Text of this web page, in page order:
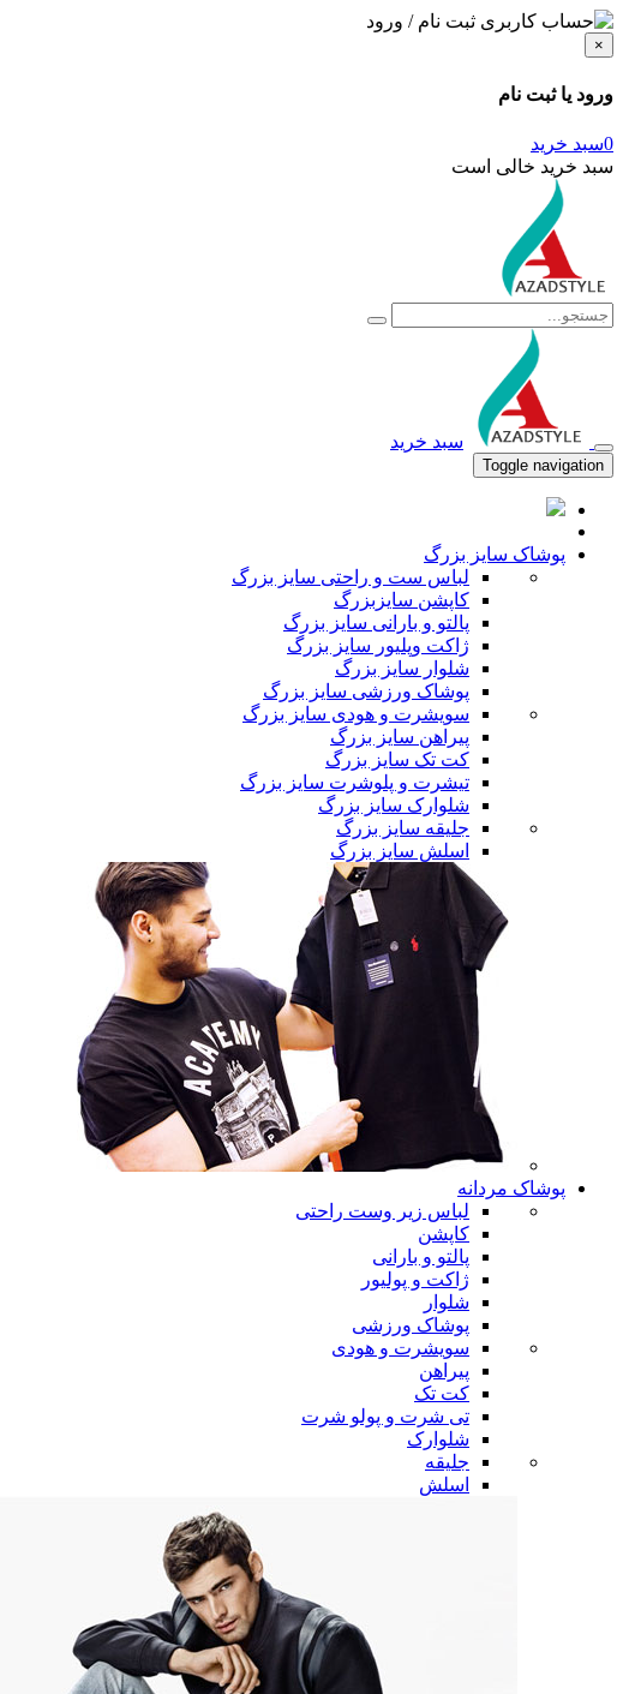
ثبت نام / ورود
×
ورود یا ثبت نام
0سبد خرید
سبد خرید خالی است
سبد خرید
Toggle navigation
پوشاک سایز بزرگ
لباس ست و راحتی سایز بزرگ
کاپشن سایزبزرگ
پالتو و بارانی سایز بزرگ
ژاکت وپلیور سایز بزرگ
شلوار سایز بزرگ
پوشاک ورزشی سایز بزرگ
سویشرت و هودی سایز بزرگ
پیراهن سایز بزرگ
کت تک سایز بزرگ
تیشرت و پلوشرت سایز بزرگ
شلوارک سایز بزرگ
جلیقه سایز بزرگ
اسلش سایز بزرگ
پوشاک مردانه
لباس زیر وست راحتی
کاپشن
پالتو و بارانی
ژاکت و پولیور
شلوار
پوشاک ورزشی
سویشرت و هودی
پیراهن
کت تک
تی شرت و پولو شرت
شلوارک
جلیقه
اسلش